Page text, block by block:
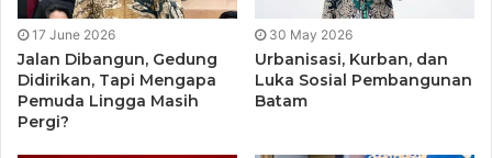
DPRD Lingga Tidak Bisa Terus Berlindung di Balik Diam
Sebagai wakil rakyat, DPRD Kabupaten Lingga tidak boleh
terus berada di posisi aman. Fungsi pengawasan DPRD
17 June 2026
Jalan Dibangun, Gedung
Didirikan, Tapi Mengapa
Pemuda Lingga Masih
Pergi?
30 May 2026
Urbanisasi, Kurban, dan
Luka Sosial Pembangunan
Batam